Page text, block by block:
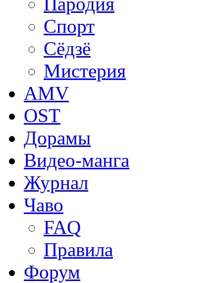
Спорт
Сёдзё
Мистерия
AMV
OST
Дорамы
Видео-манга
Журнал
Чаво
FAQ
Правила
Форум